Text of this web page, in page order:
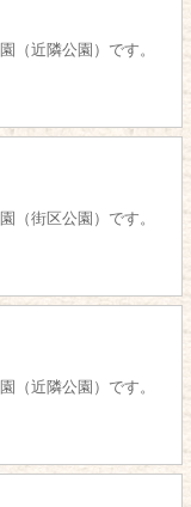
（近隣公園）です。
（街区公園）です。
（近隣公園）です。